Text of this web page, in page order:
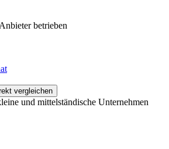
betrieben
vergleichen
und mittelständische Unternehmen